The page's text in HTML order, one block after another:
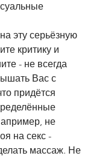
эту серьёзную
критику и
- не всегда
Вас с
придётся
не
на секс -
массаж. Не